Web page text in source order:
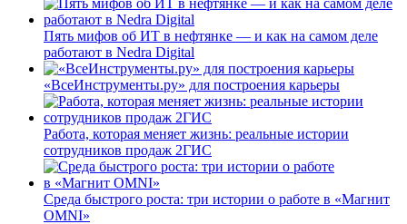
Пять мифов об ИТ в нефтянке — и как на самом деле
работают в Nedra Digital
«ВсеИнструменты.ру» для построения карьеры
Работа, которая меняет жизнь: реальные истории
сотрудников продаж 2ГИС
Среда быстрого роста: три истории о работе в «Магнит
OMNI»